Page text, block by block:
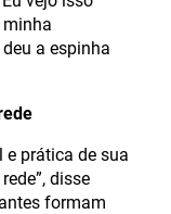
a espinha
e prática de sua
disse
formam